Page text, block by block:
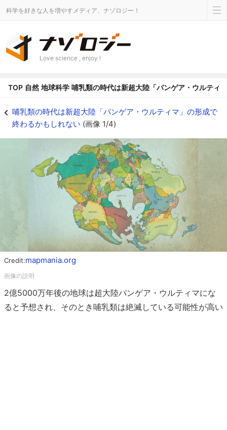
科学を好きな人を増やすメディア、ナゾロジー！
Love science , enjoy !
TOP 自然 地球科学 哺乳類の時代は新超大陸「パンゲア・ウルティ
哺乳類の時代は新超大陸「パンゲア・ウルティマ」の形成で
終わるかもしれない (画像 1/4)
Credit:mapmania.org
2億5000万年後の地球は超大陸パンゲア・ウルティマにな
ると予想され、そのとき哺乳類は絶滅している可能性が高い